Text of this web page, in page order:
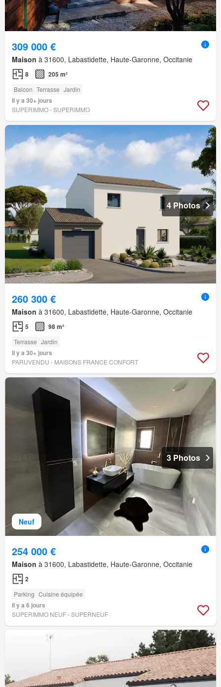
309 000 €
Maison à 31600, Labastidette, Haute-Garonne, Occitanie
8 205 m²
Balcon Terrasse Jardin
Il y a 30+ jours
SUPERIMMO - SUPERIMMO
4 Photos
260 300 €
Maison à 31600, Labastidette, Haute-Garonne, Occitanie
5 98 m²
Terrasse Jardin
Il y a 30+ jours
PARUVENDU - MAISONS FRANCE CONFORT
Neuf
3 Photos
254 000 €
Maison à 31600, Labastidette, Haute-Garonne, Occitanie
2
Parking Cuisine équipée
Il y a 6 jours
SUPERIMMO NEUF - SUPERNEUF